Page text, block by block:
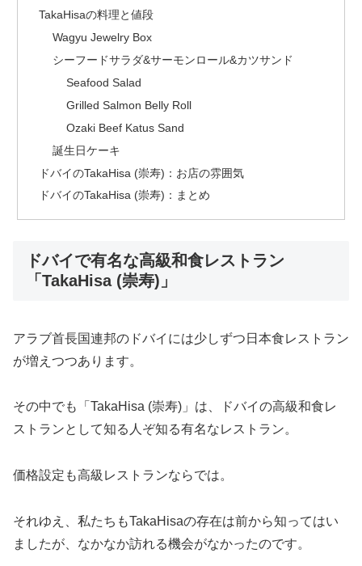
TakaHisaの料理と値段
Wagyu Jewelry Box
シーフードサラダ&サーモンロール&カツサンド
Seafood Salad
Grilled Salmon Belly Roll
Ozaki Beef Katus Sand
誕生日ケーキ
ドバイのTakaHisa (崇寿)：お店の雰囲気
ドバイのTakaHisa (崇寿)：まとめ
ドバイで有名な高級和食レストラン
「TakaHisa (崇寿)」
アラブ首長国連邦のドバイには少しずつ日本食レストラン
が増えつつあります。
その中でも「TakaHisa (崇寿)」は、ドバイの高級和食レ
ストランとして知る人ぞ知る有名なレストラン。
価格設定も高級レストランならでは。
それゆえ、私たちもTakaHisaの存在は前から知ってはい
ましたが、なかなか訪れる機会がなかったのです。